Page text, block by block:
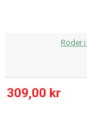
Roder
309,00 kr